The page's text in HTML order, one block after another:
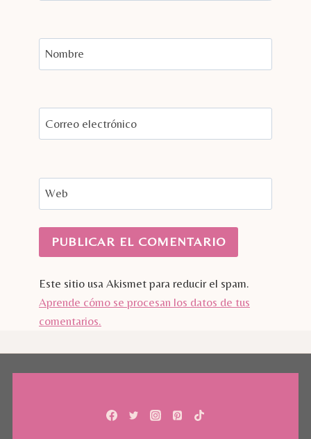
Nombre
Correo electrónico
Web
Este sitio usa Akismet para reducir el spam.
Aprende cómo se procesan los datos de tus
comentarios.